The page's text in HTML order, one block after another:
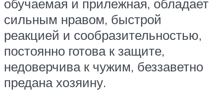
обучаемая и прилежная, обладает
сильным нравом, быстрой
реакцией и сообразительностью,
постоянно готова к защите,
недоверчива к чужим, беззаветно
предана хозяину.